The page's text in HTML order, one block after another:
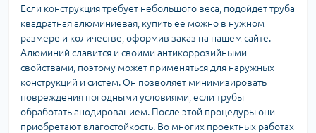
Если конструкция требует небольшого веса, подойдет труба
квадратная алюминиевая, купить ее можно в нужном
размере и количестве, оформив заказ на нашем сайте.
Алюминий славится и своими антикоррозийными
свойствами, поэтому может применяться для наружных
конструкций и систем. Он позволяет минимизировать
повреждения погодными условиями, если трубы
обработать анодированием. После этой процедуры они
приобретают влагостойкость. Во многих проектных работах